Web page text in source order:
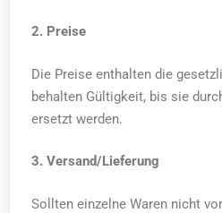
2. Preise
Die Preise enthalten die
behalten Gültigkeit, bis sie
ersetzt werden.
3. Versand/Lieferung
Sollten einzelne Waren nicht